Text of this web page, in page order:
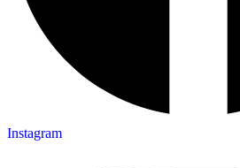
Instagram